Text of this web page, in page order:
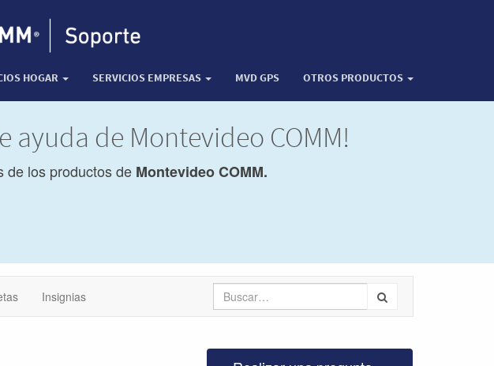
HOGAR SERVICIOS EMPRESAS MVD GPS OTROS PRODUCTOS
de Montevideo COMM!
de los productos de Montevideo COMM.
Insignias